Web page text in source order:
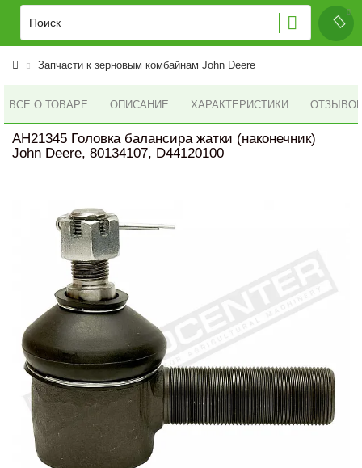
Запчасти к зерновым комбайнам John Deere
ВСЕ О ТОВАРЕ ОПИСАНИЕ ХАРАКТЕРИСТИКИ ОТЗЫВОВ
AH21345 Головка балансира жатки (наконечник)
John Deere, 80134107, D44120100